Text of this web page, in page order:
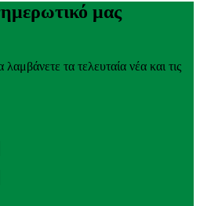
μας
τα τελευταία νέα και τις